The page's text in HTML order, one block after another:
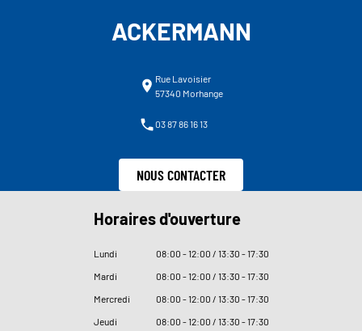
ACKERMANN
Rue Lavoisier
57340 Morhange
03 87 86 16 13
NOUS CONTACTER
Horaires d'ouverture
Lundi 08:00 - 12:00 / 13:30 - 17:30
Mardi
08:00 - 12:00 / 13:30 - 17:30
Mercredi
08:00 - 12:00 / 13:30 - 17:30
Jeudi
08:00 - 12:00 / 13:30 - 17:30